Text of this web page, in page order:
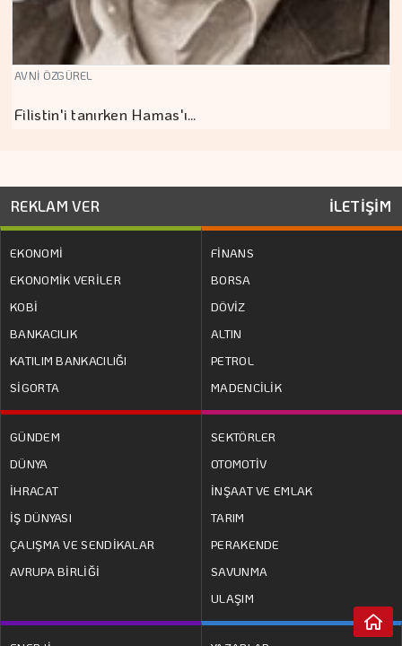
AVNİ ÖZGÜREL
Filistin'i tanırken Hamas'ı…
MEHMET UTKU ŞENTÜRK
REKLAM VER İLETİŞİM
EKONOMİ
EKONOMİK VERİLER
KOBİ
BANKACILIK
KATILIM BANKACILIĞI
SİGORTA
FİNANS
BORSA
DÖVİZ
ALTIN
PETROL
MADENCİLİK
GÜNDEM
DÜNYA
İHRACAT
İŞ DÜNYASI
ÇALIŞMA VE SENDİKALAR
AVRUPA BİRLİĞİ
SEKTÖRLER
OTOMOTİV
İNŞAAT VE EMLAK
TARIM
PERAKENDE
SAVUNMA
ULAŞIM